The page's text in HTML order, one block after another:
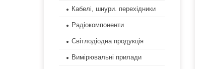
Кабелі, шнури. перехідники
Радіокомпоненти
Світлодіодна продукція
Вимірювальні прилади